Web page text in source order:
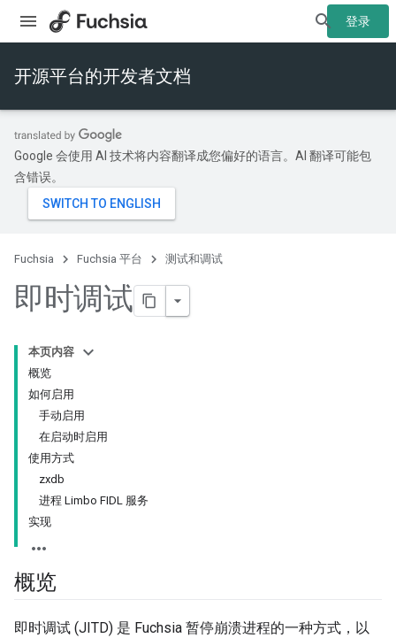
登录
开源平台的开发者文档
Google 会使用 AI 技术将内容翻译成您偏好的语言。AI 翻译可能包
含错误。
Fuchsia Fuchsia 平台 测试和调试
即时调试
本页内容
概览
如何启用
手动启用
在启动时启用
使用方式
zxdb
进程 Limbo FIDL 服务
实现
概览
即时调试 (JITD) 是 Fuchsia 暂停崩溃进程的一种方式，以